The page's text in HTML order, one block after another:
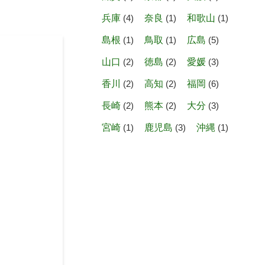
兵庫 (4) 奈良 (1) 和歌山 (1)
島根 (1) 鳥取 (1) 広島 (5)
山口 (2) 徳島 (2) 愛媛 (3)
香川 (2) 高知 (2) 福岡 (6)
長崎 (2) 熊本 (2) 大分 (3)
宮崎 (1) 鹿児島 (3) 沖縄 (1)